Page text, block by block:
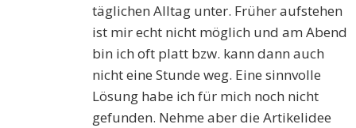
täglichen Alltag unter. Früher aufstehen
ist mir echt nicht möglich und am Abend
bin ich oft platt bzw. kann dann auch
nicht eine Stunde weg. Eine sinnvolle
Lösung habe ich für mich noch nicht
gefunden. Nehme aber die Artikelidee